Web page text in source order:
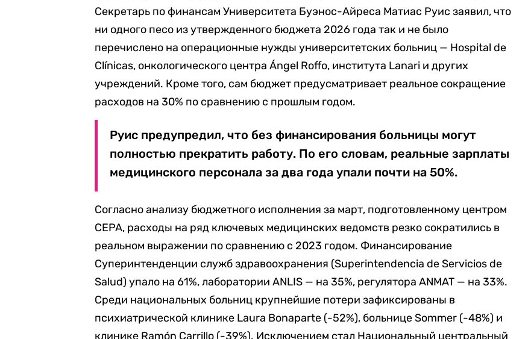
Секретарь по финансам Университета Буэнос-Айреса Матиас Руис заявил, что
ни одного песо из утвержденного бюджета 2026 года так и не было
перечислено на операционные нужды университетских больниц — Hospital de
Clínicas, онкологического центра Ángel Roffo, института Lanari и других
учреждений. Кроме того, сам бюджет предусматривает реальное сокращение
расходов на 30% по сравнению с прошлым годом.
Руис предупредил, что без финансирования больницы могут
полностью прекратить работу. По его словам, реальные зарплаты
медицинского персонала за два года упали почти на 50%.
Согласно анализу бюджетного исполнения за март, подготовленному центром
CEPA, расходы на ряд ключевых медицинских ведомств резко сократились в
реальном выражении по сравнению с 2023 годом. Финансирование
Суперинтенденции служб здравоохранения (Superintendencia de Servicios de
Salud) упало на 61%, лаборатории ANLIS — на 35%, регулятора ANMAT — на 33%.
Среди национальных больниц крупнейшие потери зафиксированы в
психиатрической клинике Laura Bonaparte (-52%), больнице Sommer (-48%) и
клинике Ramón Carrillo (-39%). Исключением стал Национальный центральный